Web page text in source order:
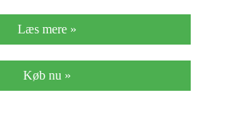
Læs mere »
Køb nu »